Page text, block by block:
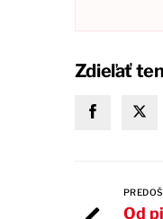
Zdieľať
Od